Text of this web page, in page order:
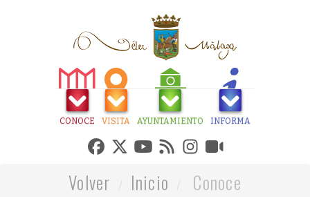
CONOCE VISITA AYUNTAMIENTO INFORMA
Volver Inicio
Conoce